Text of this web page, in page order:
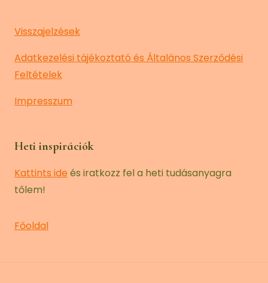
Visszajelzések
Adatkezelési tájékoztató és Általános Szerződési
Feltételek
Impresszum
Heti inspirációk
Kattints ide és iratkozz fel a heti tudásanyagra
tőlem!
Főoldal